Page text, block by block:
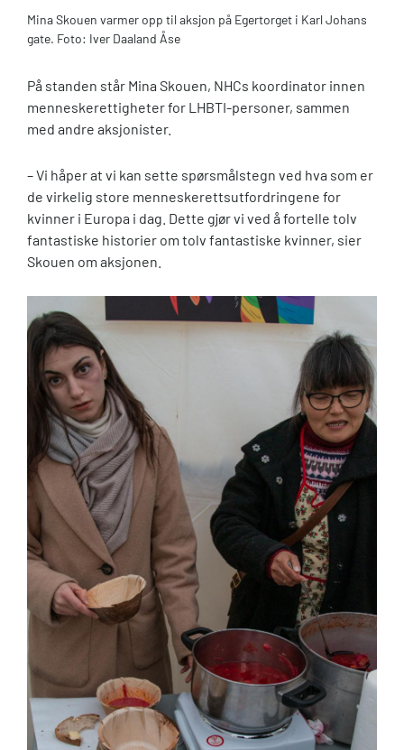
Mina Skouen varmer opp til aksjon på Egertorget i Karl Johans
gate. Foto: Iver Daaland Åse
På standen står Mina Skouen, NHCs koordinator innen
menneskerettigheter for LHBTI-personer, sammen
med andre aksjonister.
– Vi håper at vi kan sette spørsmålstegn ved hva som er
de virkelig store menneskerettsutfordringene for
kvinner i Europa i dag. Dette gjør vi ved å fortelle tolv
fantastiske historier om tolv fantastiske kvinner, sier
Skouen om aksjonen.